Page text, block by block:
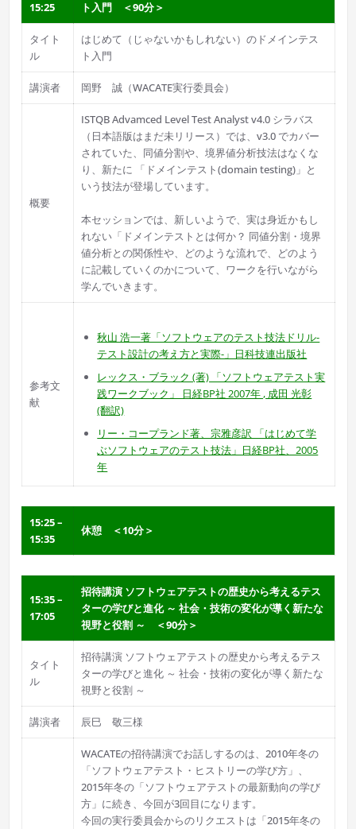
15:25 ト入門 ＜90分＞
タイト
ル
はじめて（じゃないかもしれない）のドメインテス
ト入門
講演者 岡野 誠（WACATE実行委員会）
概要
ISTQB Advamced Level Test Analyst v4.0 シラバス
（日本語版はまだ未リリース）では、v3.0 でカバー
されていた、同値分割や、境界値分析技法はなくな
り、新たに 「ドメインテスト(domain testing)」と
いう技法が登場しています。
本セッションでは、新しいようで、実は身近かもし
れない「ドメインテストとは何か？ 同値分割・境界
値分析との関係性や、どのような流れで、どのよう
に記載していくのかについて、ワークを行いながら
学んでいきます。
参考文
献
秋山 浩一著「ソフトウェアのテスト技法ドリル-
テスト設計の考え方と実際-」日科技連出版社
レックス・ブラック (著) 「ソフトウェアテスト実
践ワークブック」 日経BP社 2007年 , 成田 光彰
(翻訳)
リー・コープランド著、宗雅彦訳 「はじめて学
ぶソフトウェアのテスト技法」日経BP社、2005
年
15:25 –
15:35
休憩 ＜10分＞
15:35 –
17:05
招待講演 ソフトウェアテストの歴史から考えるテス
ターの学びと進化 ～ 社会・技術の変化が導く新たな
視野と役割 ～ ＜90分＞
タイト
ル
招待講演 ソフトウェアテストの歴史から考えるテス
ターの学びと進化 ～ 社会・技術の変化が導く新たな
視野と役割 ～
講演者 辰巳 敬三様
WACATEの招待講演でお話しするのは、2010年冬の
「ソフトウェアテスト・ヒストリーの学び方」、
2015年冬の「ソフトウェアテストの最新動向の学び
方」に続き、今回が3回目になります。
今回の実行委員会からのリクエストは「2015年冬の